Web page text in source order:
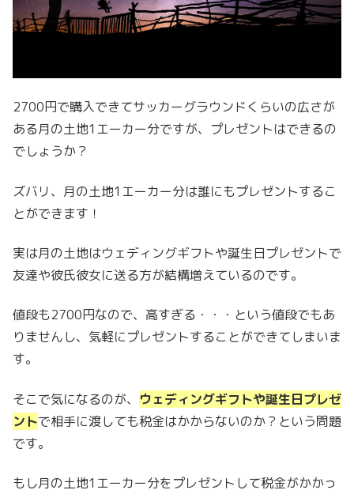
2700円で購入できてサッカーグラウンドくらいの広さが
ある月の土地1エーカー分ですが、プレゼントはできるの
でしょうか？
ズバリ、月の土地1エーカー分は誰にもプレゼントするこ
とができます！
実は月の土地はウェディングギフトや誕生日プレゼントで
友達や彼氏彼女に送る方が結構増えているのです。
値段も2700円なので、高すぎる・・・という値段でもあ
りませんし、気軽にプレゼントすることができてしまいま
す。
そこで気になるのが、 ウェディングギフトや誕生日プレゼ
ントで相手に渡しても税金はかからないのか？という問題
です。
もし月の土地1エーカー分をプレゼントして税金がかかっ